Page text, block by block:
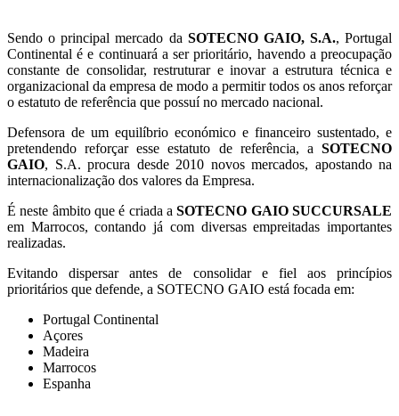
Sendo o principal mercado da SOTECNO GAIO, S.A., Portugal
Continental é e continuará a ser prioritário, havendo a preocupação
constante de consolidar, restruturar e inovar a estrutura técnica e
organizacional da empresa de modo a permitir todos os anos reforçar
o estatuto de referência que possuí no mercado nacional.
Defensora de um equilíbrio económico e financeiro sustentado, e
pretendendo reforçar esse estatuto de referência, a SOTECNO
GAIO, S.A. procura desde 2010 novos mercados, apostando na
internacionalização dos valores da Empresa.
É neste âmbito que é criada aSOTECNO GAIO SUCCURSALE
em Marrocos, contando já com diversas empreitadas importantes
realizadas.
Evitando dispersar antes de consolidar e fiel aos princípios
prioritários que defende, a SOTECNO GAIO está focada em:
Portugal Continental
Açores
Madeira
Marrocos
Espanha